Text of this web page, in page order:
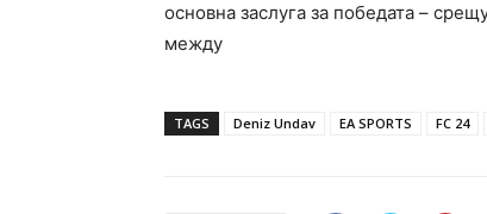
основна заслуга за победата –
между
TAGS Deniz Undav EA SPORTS FC 24